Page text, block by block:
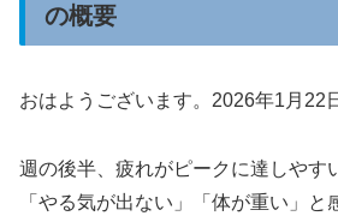
の概要
おはようございます。2026年1月22
週の後半、疲れがピークに達しやす
「やる気が出ない」「体が重い」と